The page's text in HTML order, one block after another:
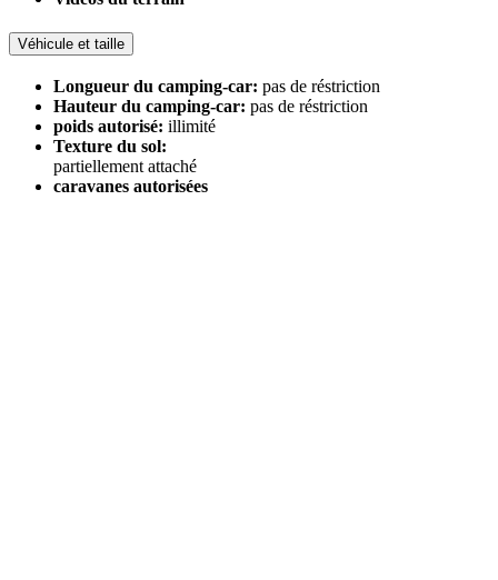
Véhicule et taille
Longueur du camping-car: pas de réstriction
Hauteur du camping-car: pas de réstriction
poids autorisé: illimité
Texture du sol:
partiellement attaché
caravanes autorisées